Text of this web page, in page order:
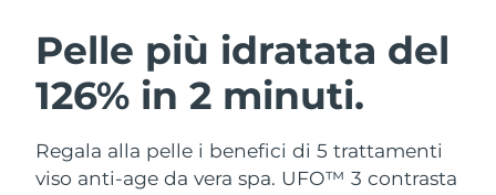
Pelle più idratata del
126% in 2 minuti.
Regala alla pelle i benefici di 5 trattamenti
viso anti-age da vera spa. UFO™ 3 contrasta
LUNA™ 4 pacchetto
BEAR™ 2 pacchetto
Austria Consegna stimata8/10/26
Bahrein Consegna stimata
Belgio
Consegna stimata8/16/26